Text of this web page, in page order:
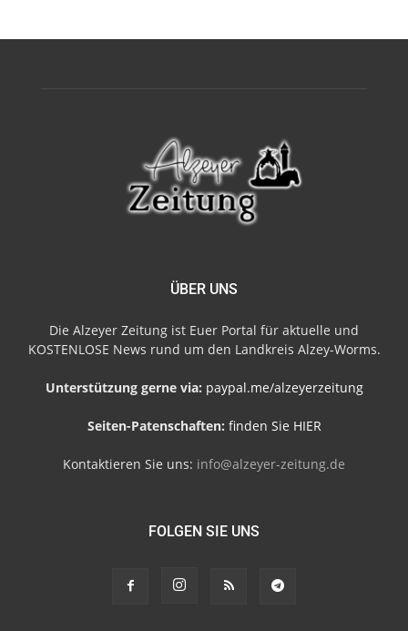
ÜBER UNS
Die Alzeyer Zeitung ist Euer Portal für aktuelle und
KOSTENLOSE News rund um den Landkreis Alzey-Worms.
Unterstützung gerne via: paypal.me/alzeyerzeitung
Seiten-Patenschaften: finden Sie HIER
Kontaktieren Sie uns: info@alzeyer-zeitung.de
FOLGEN SIE UNS